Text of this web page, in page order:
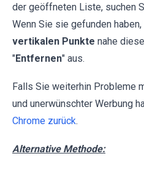
der geöffneten Liste, suchen
Wenn Sie sie gefunden
vertikalen Punkte nahe
"Entfernen" aus.
Falls Sie weiterhin Probleme
und unerwünschter Werbung
Chrome zurück.
Alternative Methode: